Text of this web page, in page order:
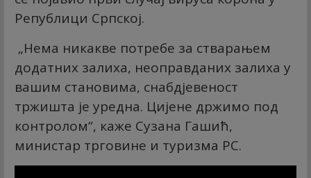
Републици Српској.
„Нема никакве потребе за стварањем
додатних залиха, неоправданих залиха у
вашим становима, снабдјевеност
тржишта је уредна. Цијене држимо под
контролом“, каже Сузана Гашић,
министар трговине и туризма РС.